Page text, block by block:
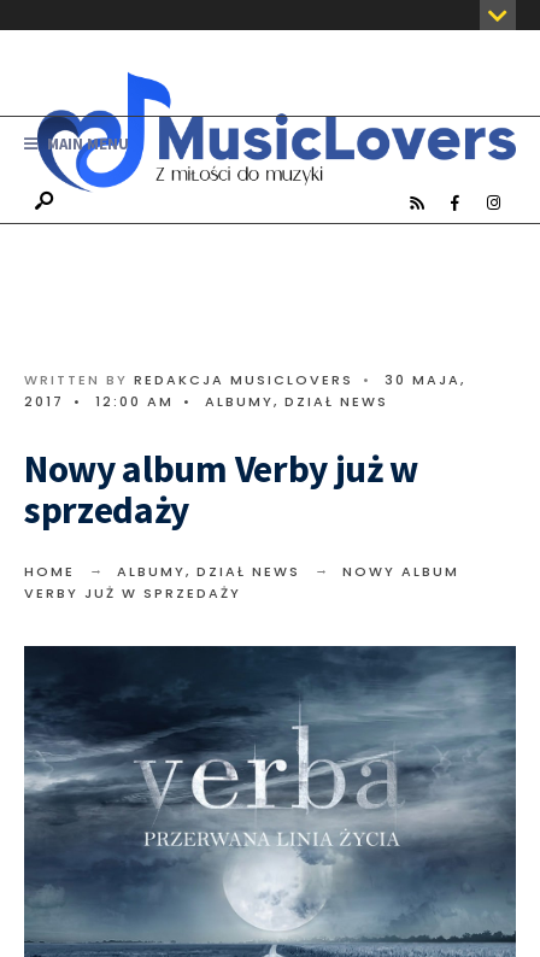
MAIN MENU
WRITTEN BY REDAKCJA MUSICLOVERS •
30 MAJA,
2017
• 12:00 AM • ALBUMY, DZIAŁ NEWS
Nowy album Verby już w
sprzedaży
HOME ALBUMY, DZIAŁ NEWS
NOWY ALBUM
VERBY JUŻ W SPRZEDAŻY